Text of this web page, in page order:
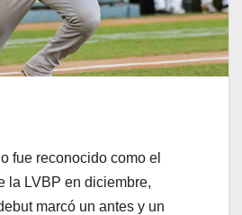
fue reconocido como el
la LVBP en diciembre,
marcó un antes y un